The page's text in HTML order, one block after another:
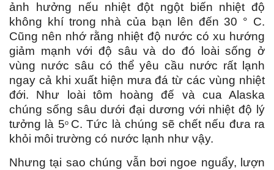
ảnh hưởng nếu nhiệt đột ngột biến nhiệt độ
không khí trong nhà của bạn lên đến 30 ° C.
Cũng nên nhớ rằng nhiệt độ nước có xu hướng
giảm mạnh với độ sâu và do đó loài sống ở
vùng nước sâu có thể yêu cầu nước rất lạnh
ngay cả khi xuất hiện mưa đá từ các vùng nhiệt
đới. Như loài tôm hoàng đế và cua Alaska
chúng sống sâu dưới đại dương với nhiệt độ lý
tưởng là 5o C. Tức là chúng sẽ chết nếu đưa ra
khỏi môi trường có nước lạnh như vậy.
Nhưng tại sao chúng vẫn bơi ngoe nguẩy, lượn